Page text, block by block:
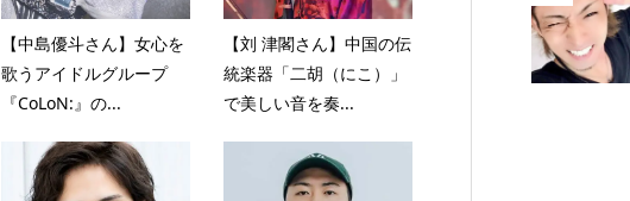
【中島優斗さん】女心を
歌うアイドルグループ
『CoLoN:』の...
【刘 津閣さん】中国の伝
統楽器「二胡（にこ）」
で美しい音を奏...